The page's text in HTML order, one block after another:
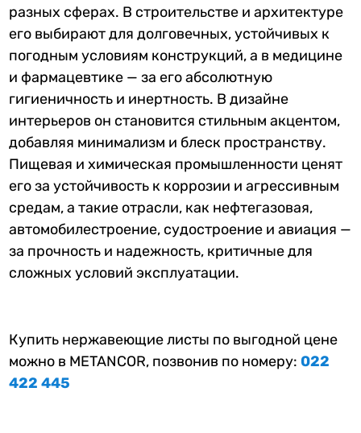
разных сферах. В строительстве и архитектуре
его выбирают для долговечных, устойчивых к
погодным условиям конструкций, а в медицине
и фармацевтике — за его абсолютную
гигиеничность и инертность. В дизайне
интерьеров он становится стильным акцентом,
добавляя минимализм и блеск пространству.
Пищевая и химическая промышленности ценят
его за устойчивость к коррозии и агрессивным
средам, а такие отрасли, как нефтегазовая,
автомобилестроение, судостроение и авиация —
за прочность и надежность, критичные для
сложных условий эксплуатации.
Купить нержавеющие листы по выгодной цене
можно в METANCOR, позвонив по номеру: 022
422 445